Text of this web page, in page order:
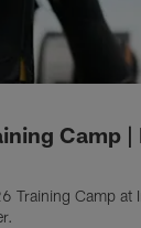
Camp |
Training Camp at